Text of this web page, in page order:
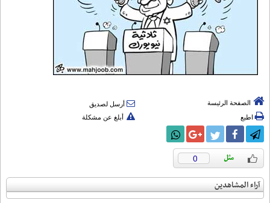
الصفحة الرئيسة
أرسل لصديق
اطبع
أبلغ عن مشكلة
0
آراء المشاهدين